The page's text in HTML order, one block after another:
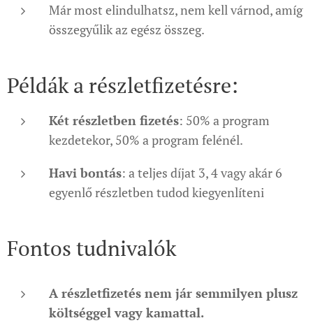
Már most elindulhatsz, nem kell várnod, amíg
összegyűlik az egész összeg.
Példák a részletfizetésre:
Két részletben fizetés: 50% a program
kezdetekor, 50% a program felénél.
Havi bontás: a teljes díjat 3, 4 vagy akár 6
egyenlő részletben tudod kiegyenlíteni
Fontos tudnivalók
A részletfizetés nem jár semmilyen plusz
költséggel vagy kamattal.